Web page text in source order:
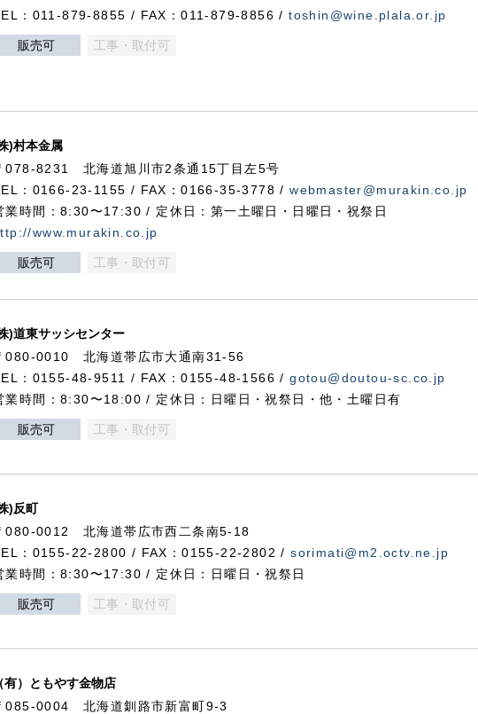
：011-879-8855 / FAX：011-879-8856 /toshin@wine.plala.or.jp
販売可 工事・取付可
)村本金属
078-8231 北海道旭川市2条通15丁目左5号
：0166-23-1155 / FAX：0166-35-3778 /webmaster@murakin.co.jp
業時間：8:30〜17:30 / 定休日：第一土曜日・日曜日・祝祭日
www.murakin.co.jp
販売可 工事・取付可
)道東サッシセンター
080-0010 北海道帯広市大通南31-56
：0155-48-9511 / FAX：0155-48-1566 /gotou@doutou-sc.co.jp
業時間：8:30〜18:00 / 定休日：日曜日・祝祭日・他・土曜日有
販売可 工事・取付可
)反町
080-0012 北海道帯広市西二条南5-18
：0155-22-2800 / FAX：0155-22-2802 /sorimati@m2.octv.ne.jp
業時間：8:30〜17:30 / 定休日：日曜日・祝祭日
販売可 工事・取付可
有）ともやす金物店
085-0004 北海道釧路市新富町9-3